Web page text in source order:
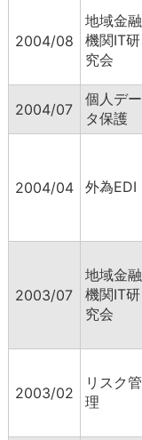
2004/08
地域金融
機関IT研
究会
2004/07
個人デー
タ保護
2004/04 外為EDI
2003/07
地域金融
機関IT研
究会
2003/02
リスク管
理